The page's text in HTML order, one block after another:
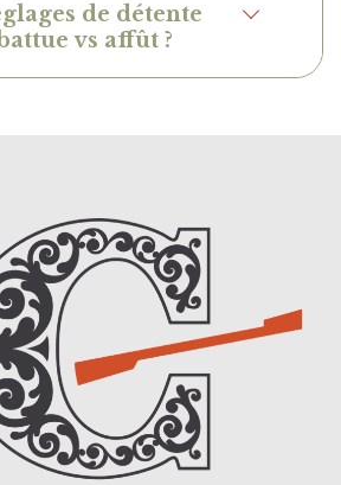
de détente
vs affût ?